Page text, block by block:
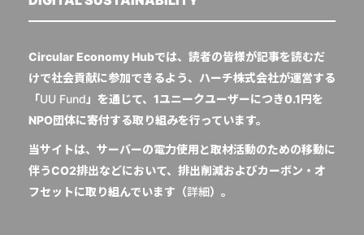
Circular Economy Hubでは、読者の皆様が記事を読むだ
けで社会貢献に参加できるよう、ハーチ株式会社が運営する
「UU Fund 」を通じて、1ユニークユーザーにつき0.1円を
NPO団体に寄付する取り組みを行っています。
当サイトは、サーバーの電力使用と取材活動のための移動に
伴うCO2排出などにおいて、排出削減およびカーボン・オ
フセットに取り組んでいます（詳細）。